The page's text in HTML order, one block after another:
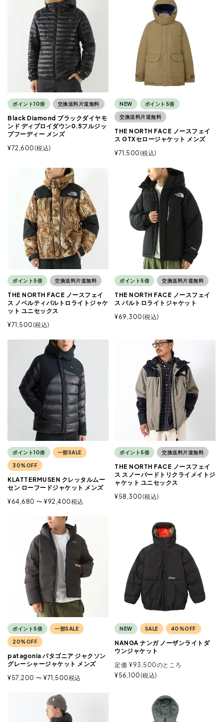
ポイント10倍 交換送料片道無料
Black Diamond ブラックダイヤモ
ンド ディプロイダウン0.5フルジッ
プフーディー メンズ
¥72,600 税込
NEW ポイント5倍
交換送料片道無料
THE NORTH FACE ノースフェイ
ス GTXセロージャケット メンズ
¥71,500 税込
ポイント5倍 交換送料片道無料
THE NORTH FACE ノースフェイ
ス ノベルティバルトロライトジャケ
ット ユニセックス
¥71,500 税込
ポイント5倍 交換送料片道無料
THE NORTH FACE ノースフェイ
ス バルトロライトジャケット
¥69,300 税込
ポイント10倍 一部SALE
30%OFF
KLATTERMUSEN クレッタルムー
セン ローフードジャケット メンズ
¥64,680 〜 ¥92,400税込
ポイント5倍 交換送料片道無料
THE NORTH FACE ノースフェイ
ス スノーバードトリクライメイトジ
ャケット ユニセックス
¥58,300 税込
ポイント5倍 一部SALE
20%OFF
patagonia パタゴニア ジャクソン
グレーシャージャケット メンズ
¥57,200 〜 ¥71,500税込
NEW SALE 40%OFF
NANGA ナンガ ノーザンライトダ
ウンジャケット
定価 ¥93,500のところ
¥56,100 税込